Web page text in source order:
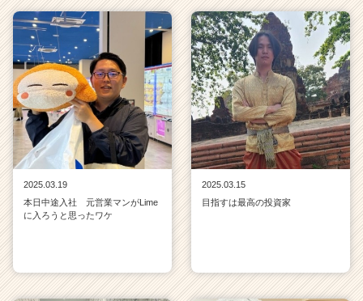
2025.03.19
本日中途入社 元営業マンがLime
に入ろうと思ったワケ
2025.03.15
目指すは最高の投資家